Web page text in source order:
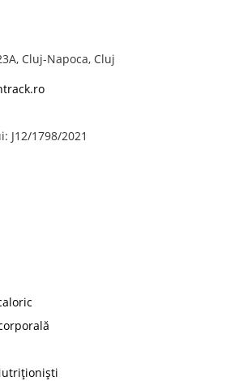
Cluj-Napoca, Cluj
J12/1798/2021